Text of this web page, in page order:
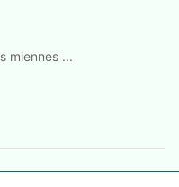
miennes ...